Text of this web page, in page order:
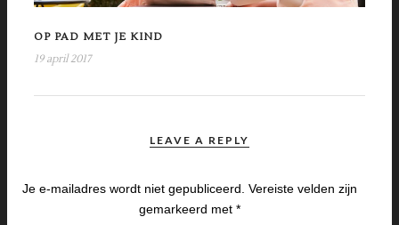
OP PAD MET JE KIND
19 april 2017
LEAVE A REPLY
Je e-mailadres wordt niet gepubliceerd. Vereiste velden zijn
gemarkeerd met*